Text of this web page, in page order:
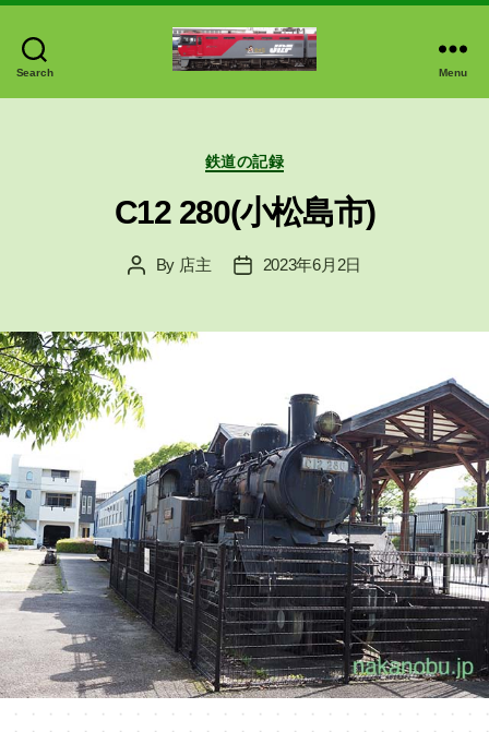
Search
店
す
Menu
Categories
鉄道の記録
C12 280(小松島市)
PostBy 店主
Post2023年6月2日